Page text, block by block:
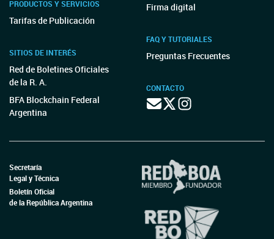
PRODUCTOS Y SERVICIOS
Tarifas de Publicación
SITIOS DE INTERÉS
Red de Boletines Oficiales
de la R. A.
BFA Blockchain Federal
Argentina
Firma digital
FAQ Y TUTORIALES
Preguntas Frecuentes
CONTACTO
Secretaría
Legal y Técnica
Boletín Oficial
de la República Argentina